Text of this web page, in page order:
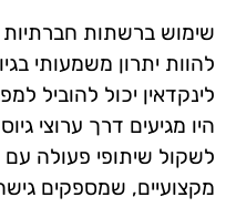
שימוש ברשתות חברתיות
להוות יתרון משמעותי
לינקדאין יכול להוביל
היו מגיעים דרך ערוצי
לשקול שיתופי פעולה עם
מקצועיים, שמספקים